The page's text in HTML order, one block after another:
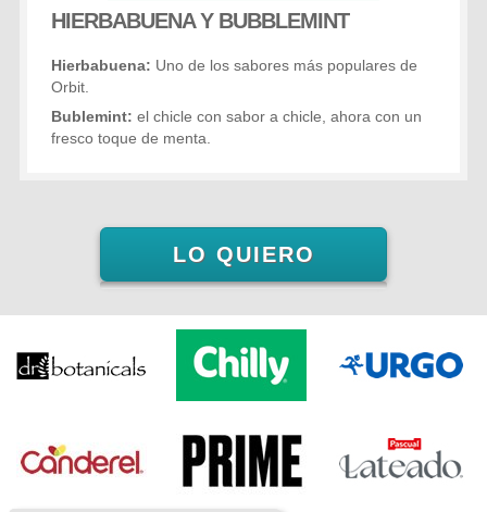
HIERBABUENA Y BUBBLEMINT
Hierbabuena: Uno de los sabores más populares de
Orbit.
Bublemint: el chicle con sabor a chicle, ahora con un
fresco toque de menta.
LO QUIERO